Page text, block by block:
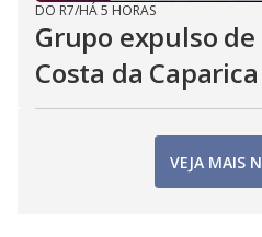
DO R7/HÁ 5 HORAS
Grupo expulso
Costa da Caparica
VEJA MAIS